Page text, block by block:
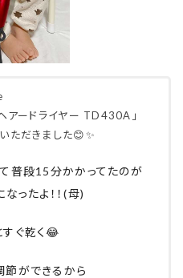
アードライヤー TD430A」
ただきました😊✨
て普段15分かかってたのが
ったよ！！(母)
ぐ乾く😂
節ができるから